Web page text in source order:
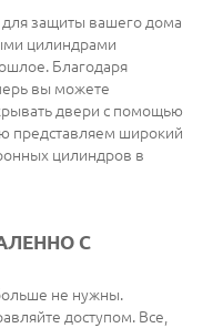
защиты вашего дома
цилиндрами
Благодаря
вы можете
двери с помощью
представляем широкий
цилиндров в
С
не нужны.
доступом. Все,